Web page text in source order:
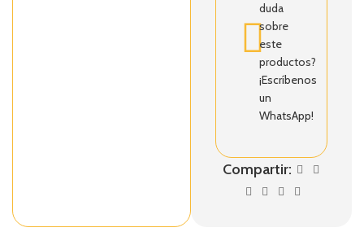
duda
sobre
este
productos?
¡Escríbenos
un
WhatsApp!
Compartir: